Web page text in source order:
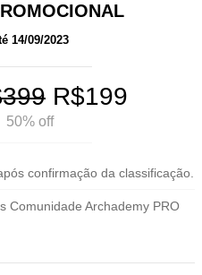
14/09/2023
R$199
50% off
confirmação da classificação.
Comunidade Archademy PRO